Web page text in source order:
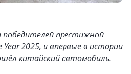
победителей престижной
Year 2025, и впервые в истории
китайский автомобиль.